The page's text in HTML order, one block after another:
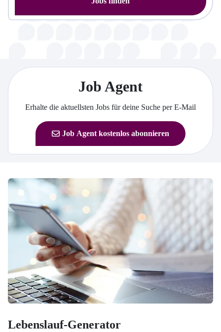
Job Agent
Erhalte die aktuellsten Jobs für deine Suche per E-Mail
Job Agent kostenlos abonnieren
Lebenslauf-Generator